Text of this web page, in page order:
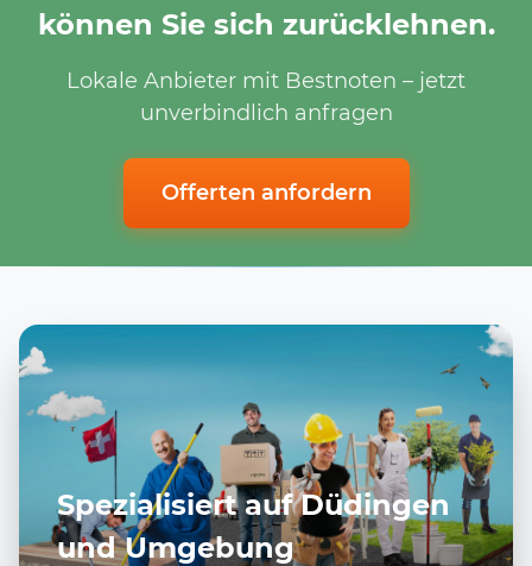
können Sie sich zurücklehnen.
Lokale Anbieter mit Bestnoten – jetzt
unverbindlich anfragen
Offerten anfordern
Spezialisiert auf Düdingen
und Umgebung